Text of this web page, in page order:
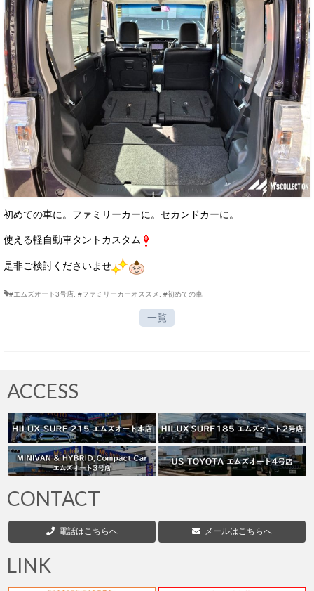
初めての車に。ファミリーカーに。セカンドカーに。
使える軽自動車タントカスタム
是非ご検討くださいませ
#エムズオート3号店, #ファミリーカーオススメ , #初めての車
一覧
ACCESS
CONTACT
電話はこちらへ メールはこちらへ
LINK